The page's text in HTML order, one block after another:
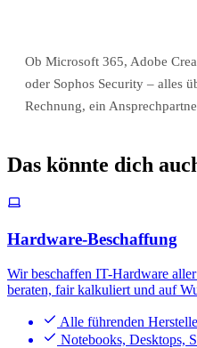
Ob Microsoft 365, Adobe
oder Sophos Security – alles
Rechnung, ein
Das könnte dich
Hardware-Beschaffung
Wir beschaffen IT-Hardware
beraten, fair kalkuliert und auf
Alle führenden
Notebooks, Desktops,